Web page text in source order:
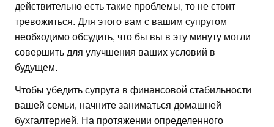
действительно есть такие проблемы, то не стоит
тревожиться. Для этого вам с вашим супругом
необходимо обсудить, что бы вы в эту минуту могли
совершить для улучшения ваших условий в
будущем.
Чтобы убедить супруга в финансовой стабильности
вашей семьи, начните заниматься домашней
бухгалтерией. На протяжении определенного